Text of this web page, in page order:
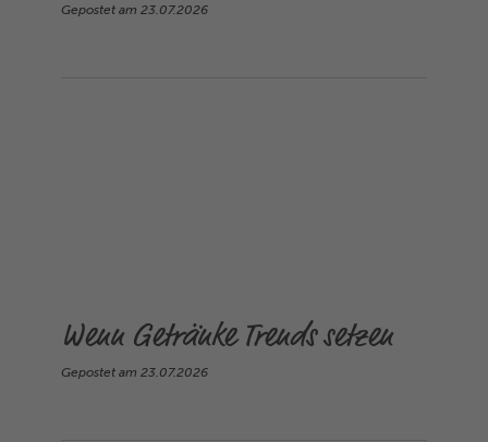
Gepostet am 23.07.2026
Wenn Getränke Trends setzen
Gepostet am 23.07.2026